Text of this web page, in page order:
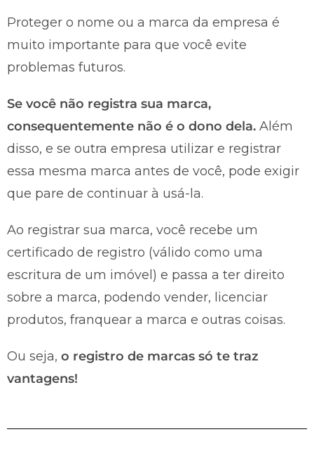
Proteger o nome ou a marca da empresa é
muito importante para que você evite
problemas futuros.
Se você não registra sua marca,
consequentemente não é o dono dela. Além
disso, e se outra empresa utilizar e registrar
essa mesma marca antes de você, pode exigir
que pare de continuar à usá-la.
Ao registrar sua marca, você recebe um
certificado de registro (válido como uma
escritura de um imóvel) e passa a ter direito
sobre a marca, podendo vender, licenciar
produtos, franquear a marca e outras coisas.
Ou seja, o registro de marcas só te traz
vantagens!